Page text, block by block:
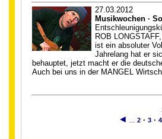
27.03.2012
Musikwochen ·
ROB
ist ein absoluter
Jahrelang hat er
behauptet, jetzt macht er die
Auch bei uns in der MANGEL
◄ 2· 3· 4